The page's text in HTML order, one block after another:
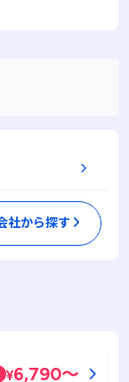
社から探す
¥6,790～